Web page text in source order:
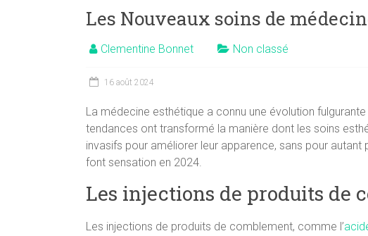
Les Nouveaux soins de
Clementine Bonnet Non classé
16 août 2024
La médecine esthétique a connu une évolution
tendances ont transformé la manière dont les soins
invasifs pour améliorer leur apparence, sans pour
font sensation en 2024.
Les injections de produits de
Les injections de produits de comblement, comme l’